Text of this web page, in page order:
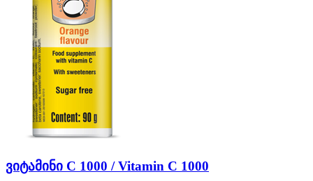
ვიტამინი C 1000 / Vitamin C 1000